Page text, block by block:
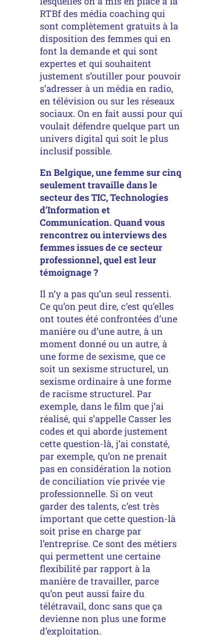
RTBf des média coaching qui
sont complètement gratuits à la
disposition des femmes qui en
font la demande et qui sont
expertes et qui souhaitent
justement s’outiller pour pouvoir
s’adresser à un média en radio,
en télévision ou sur les réseaux
sociaux. On en fait aussi pour qui
voulait défendre quelque part un
univers digital qui soit le plus
inclusif possible.
En Belgique, une femme sur cinq
seulement travaille dans le
secteur des TIC, Technologies
d’Information et
Communication. Quand vous
rencontrez ou interviews des
femmes issues de ce secteur
professionnel, quel est leur
témoignage ?
Il n’y a pas qu’un seul ressenti.
Ce qu’on peut dire, c’est qu’elles
ont toutes été confrontées d’une
manière ou d’une autre, à un
moment donné ou un autre, à
une forme de sexisme, que ce
soit un sexisme structurel, un
sexisme ordinaire à une forme
de racisme structurel. Par
exemple, dans le film que j’ai
réalisé, qui s’appelle Casser les
codes et qui aborde justement
cette question-là, j’ai constaté,
par exemple, qu’on ne prenait
pas en considération la notion
de conciliation vie privée vie
professionnelle. Si on veut
garder des talents, c’est très
important que cette question-là
soit prise en charge par
l’entreprise. Ce sont des métiers
qui permettent une certaine
flexibilité par rapport à la
manière de travailler, parce
qu’on peut aussi faire du
télétravail, donc sans que ça
devienne non plus une forme
d’exploitation.